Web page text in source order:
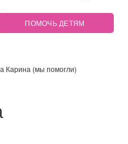
ПОМОЧЬ ДЕТЯМ
Карина (мы помогли)